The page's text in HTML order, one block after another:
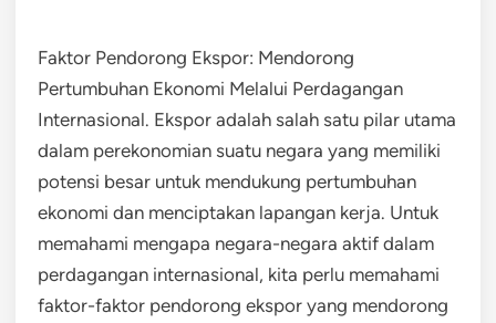
Faktor Pendorong Ekspor: Mendorong
Pertumbuhan Ekonomi Melalui Perdagangan
Internasional. Ekspor adalah salah satu pilar utama
dalam perekonomian suatu negara yang memiliki
potensi besar untuk mendukung pertumbuhan
ekonomi dan menciptakan lapangan kerja. Untuk
memahami mengapa negara-negara aktif dalam
perdagangan internasional, kita perlu memahami
faktor-faktor pendorong ekspor yang mendorong